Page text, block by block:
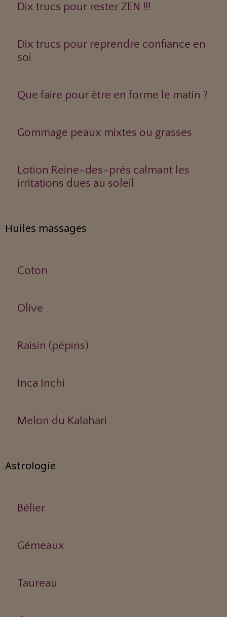
Dix trucs pour rester ZEN !!!
Dix trucs pour reprendre confiance en
soi
Que faire pour être en forme le matin ?
Gommage peaux mixtes ou grasses
Lotion Reine-des-prés calmant les
irritations dues au soleil
Huiles massages
Coton
Olive
Raisin (pépins)
Inca Inchi
Melon du Kalahari
Astrologie
Bélier
Gémeaux
Taureau